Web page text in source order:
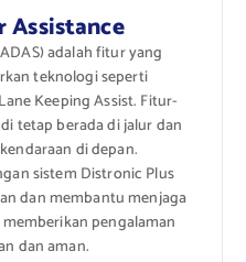
Assistance
adalah fitur yang
teknologi seperti
Keeping Assist. Fitur-
tetap berada di jalur dan
di depan.
sistem Distronic Plus
dan membantu menjaga
pengalaman
dan aman.